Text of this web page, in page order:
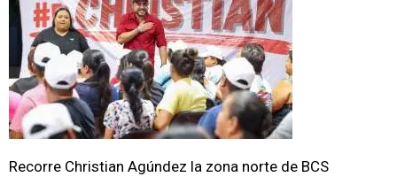
Recorre Christian Agúndez la zona norte de BCS